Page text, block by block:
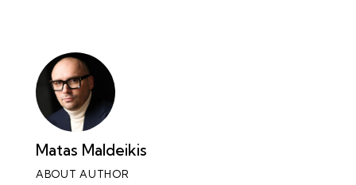
Matas Maldeikis
ABOUT AUTHOR